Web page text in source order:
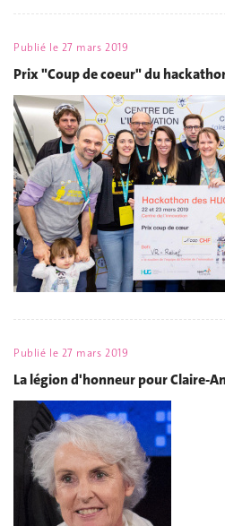
Publié le 27 mars 2019
Prix "Coup de coeur" du
Publié le 27 mars 2019
La légion d'honneur pour Claire-